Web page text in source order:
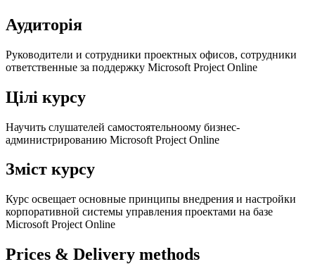
Аудиторія
Руководители и сотрудники проектных офисов, сотрудники
ответственные за поддержку Microsoft Project Online
Цілі курсу
Научить слушателей самостоятельноому бизнес-
администрированию Microsoft Project Online
Зміст курсу
Курс освещает основные принципы внедрения и настройки
корпоративной системы управления проектами на базе
Microsoft Project Online
Prices & Delivery methods